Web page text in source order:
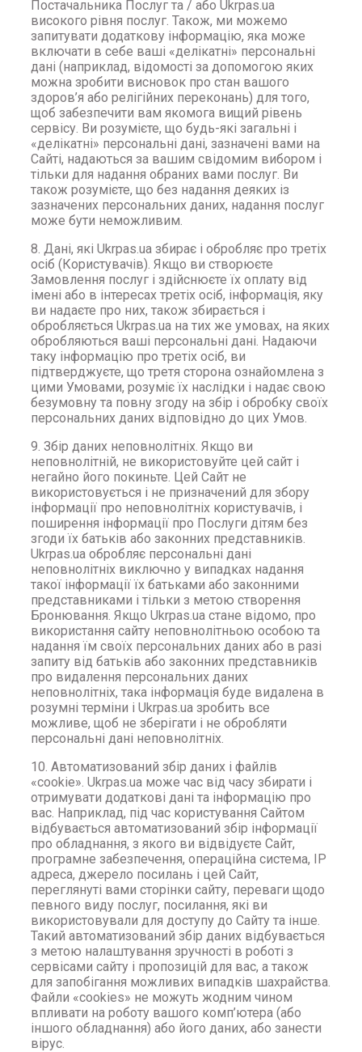
Постачальника Послуг та / або Ukrpas.ua
високого рівня послуг. Також, ми можемо
запитувати додаткову інформацію, яка може
включати в себе ваші «делікатні» персональні
дані (наприклад, відомості за допомогою яких
можна зробити висновок про стан вашого
здоров’я або релігійних переконань) для того,
щоб забезпечити вам якомога вищий рівень
сервісу. Ви розумієте, що будь-які загальні і
«делікатні» персональні дані, зазначені вами на
Сайті, надаються за вашим свідомим вибором і
тільки для надання обраних вами послуг. Ви
також розумієте, що без надання деяких із
зазначених персональних даних, надання послуг
може бути неможливим.
8. Дані, які Ukrpas.ua збирає і обробляє про третіх
осіб (Користувачів). Якщо ви створюєте
Замовлення послуг і здійснюєте їх оплату від
імені або в інтересах третіх осіб, інформація, яку
ви надаєте про них, також збирається і
обробляється Ukrpas.ua на тих же умовах, на яких
обробляються ваші персональні дані. Надаючи
таку інформацію про третіх осіб, ви
підтверджуєте, що третя сторона ознайомлена з
цими Умовами, розуміє їх наслідки і надає свою
безумовну та повну згоду на збір і обробку своїх
персональних даних відповідно до цих Умов.
9. Збір даних неповнолітніх. Якщо ви
неповнолітній, не використовуйте цей сайт і
негайно його покиньте. Цей Сайт не
використовується і не призначений для збору
інформації про неповнолітніх користувачів, і
поширення інформації про Послуги дітям без
згоди їх батьків або законних представників.
Ukrpas.ua обробляє персональні дані
неповнолітніх виключно у випадках надання
такої інформації їх батьками або законними
представниками і тільки з метою створення
Бронювання. Якщо Ukrpas.ua стане відомо, про
використання сайту неповнолітньою особою та
надання їм своїх персональних даних або в разі
запиту від батьків або законних представників
про видалення персональних даних
неповнолітніх, така інформація буде видалена в
розумні терміни і Ukrpas.ua зробить все
можливе, щоб не зберігати і не обробляти
персональні дані неповнолітніх.
10. Автоматизований збір даних і файлів
«cookie». Ukrpas.ua може час від часу збирати і
отримувати додаткові дані та інформацію про
вас. Наприклад, під час користування Сайтом
відбувається автоматизований збір інформації
про обладнання, з якого ви відвідуєте Сайт,
програмне забезпечення, операційна система, IP
адреса, джерело посилань і цей Сайт,
переглянуті вами сторінки сайту, переваги щодо
певного виду послуг, посилання, які ви
використовували для доступу до Сайту та інше.
Такий автоматизований збір даних відбувається
з метою налаштування зручності в роботі з
сервісами сайту і пропозицій для вас, а також
для запобігання можливих випадків шахрайства.
Файли «cookies» не можуть жодним чином
впливати на роботу вашого комп’ютера (або
іншого обладнання) або його даних, або занести
вірус.